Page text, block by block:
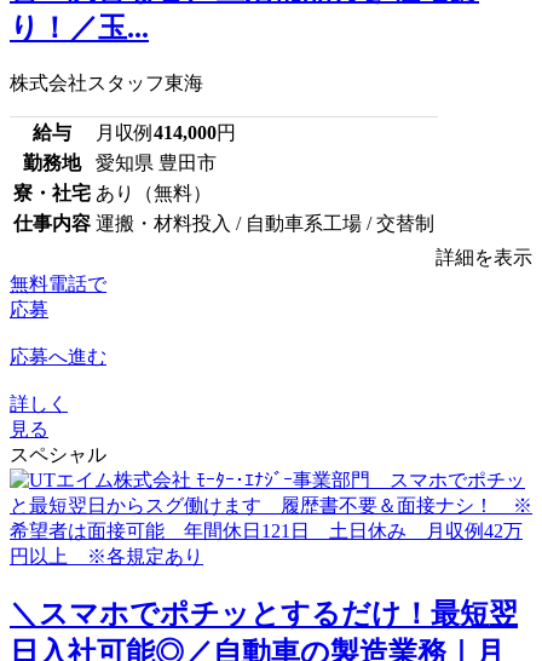
り！／玉...
株式会社スタッフ東海
給与 月収例 414,000円
勤務地
愛知県 豊田市
寮・社宅 あり（無料）
仕事内容 運搬・材料投入 / 自動車系工場 / 交替制
詳細を表示
無料電話で
応募
応募へ進む
詳しく
見る
スペシャル
＼スマホでポチッとするだけ！最短翌
日入社可能◎／自動車の製造業務｜月